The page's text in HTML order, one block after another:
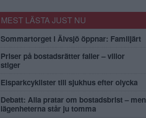
MEST LÄSTA JUST NU
Sommartorget i Älvsjö öppnar: Familjärt
Priser på bostadsrätter faller – villor
stiger
Elsparkcyklister till sjukhus efter olycka
Debatt: Alla pratar om bostadsbrist – men
lägenheterna står ju tomma